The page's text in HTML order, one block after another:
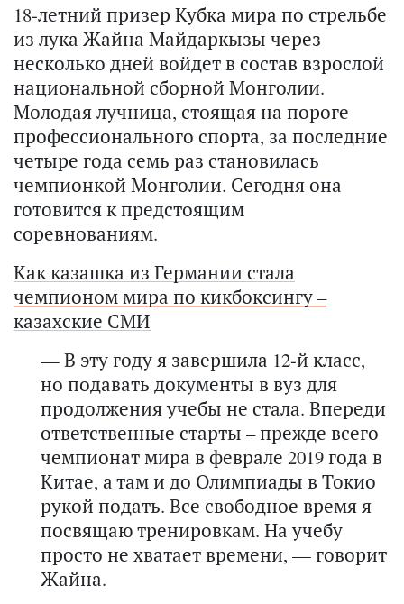
18-летний призер Кубка мира по стрельбе
из лука Жайна Майдаркызы через
несколько дней войдет в состав взрослой
национальной сборной Монголии.
Молодая лучница, стоящая на пороге
профессионального спорта, за последние
четыре года семь раз становилась
чемпионкой Монголии. Сегодня она
готовится к предстоящим
соревнованиям.
Как казашка из Германии стала
чемпионом мира по кикбоксингу –
казахские СМИ
— В эту году я завершила 12-й класс,
но подавать документы в вуз для
продолжения учебы не стала. Впереди
ответственные старты – прежде всего
чемпионат мира в феврале 2019 года в
Китае, а там и до Олимпиады в Токио
рукой подать. Все свободное время я
посвящаю тренировкам. На учебу
просто не хватает времени, — говорит
Жайна.